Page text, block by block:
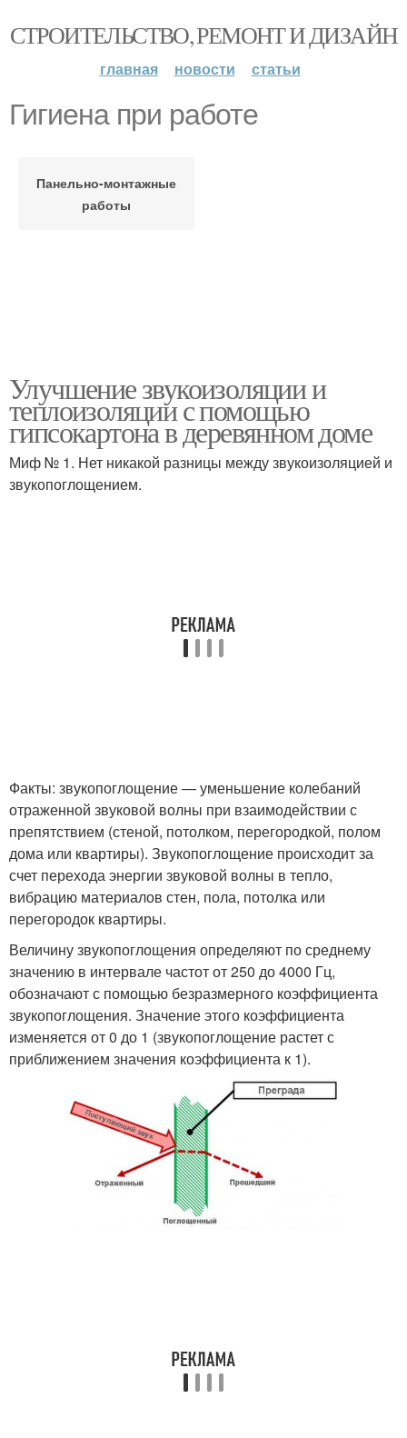
СТРОИТЕЛЬСТВО, РЕМОНТ И ДИЗАЙН
главная новости статьи
Гигиена при работе
Панельно-монтажные
работы
Улучшение звукоизоляции и
теплоизоляции с помощью
гипсокартона в деревянном доме
Миф № 1. Нет никакой разницы между звукоизоляцией и
звукопоглощением.
Факты: звукопоглощение — уменьшение колебаний
отраженной звуковой волны при взаимодействии с
препятствием (стеной, потолком, перегородкой, полом
дома или квартиры). Звукопоглощение происходит за
счет перехода энергии звуковой волны в тепло,
вибрацию материалов стен, пола, потолка или
перегородок квартиры.
Величину звукопоглощения определяют по среднему
значению в интервале частот от 250 до 4000 Гц,
обозначают с помощью безразмерного коэффициента
звукопоглощения. Значение этого коэффициента
изменяется от 0 до 1 (звукопоглощение растет с
приближением значения коэффициента к 1).